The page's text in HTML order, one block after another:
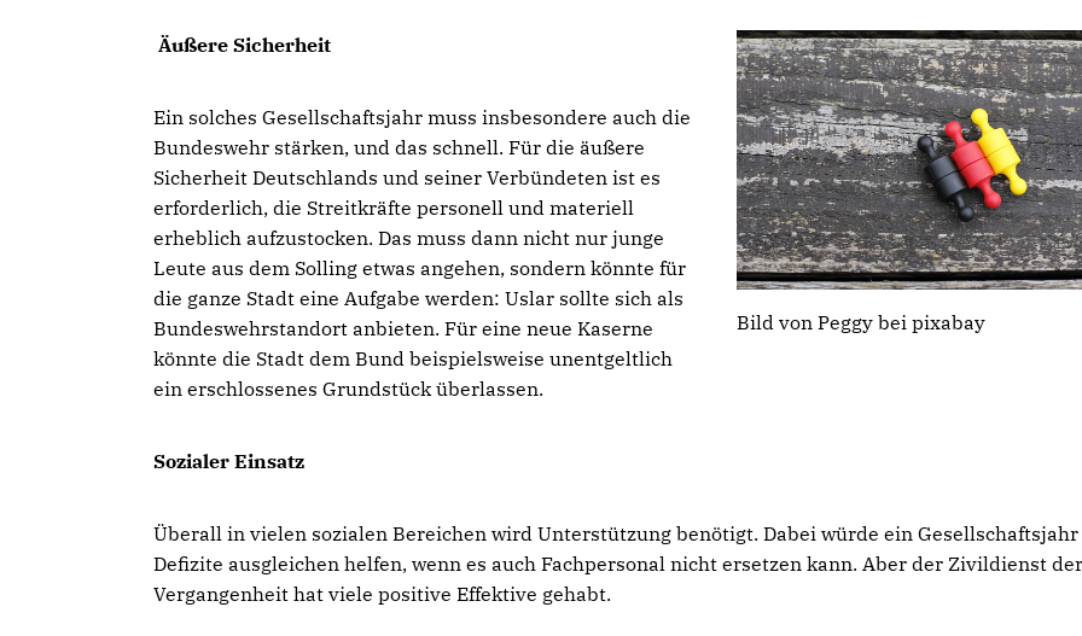
Bild von Peggy bei pixabay
Äußere Sicherheit
Ein solches Gesellschaftsjahr muss insbesondere auch die
Bundeswehr stärken, und das schnell. Für die äußere
Sicherheit Deutschlands und seiner Verbündeten ist es
erforderlich, die Streitkräfte personell und materiell
erheblich aufzustocken. Das muss dann nicht nur junge
Leute aus dem Solling etwas angehen, sondern könnte für
die ganze Stadt eine Aufgabe werden: Uslar sollte sich als
Bundeswehrstandort anbieten. Für eine neue Kaserne
könnte die Stadt dem Bund beispielsweise unentgeltlich
ein erschlossenes Grundstück überlassen.
Sozialer Einsatz
Überall in vielen sozialen Bereichen wird Unterstützung benötigt. Dabei würde ein Gesellschaftsjahr
Defizite ausgleichen helfen, wenn es auch Fachpersonal nicht ersetzen kann. Aber der Zivildienst der
Vergangenheit hat viele positive Effektive gehabt.